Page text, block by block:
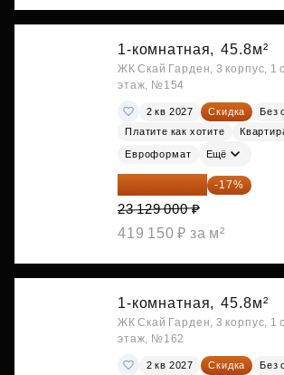
1-комнатная, 45.8м²
ЖК Скай Гарден, 3 корпус, 1
этаж, №154
2 кв 2027 Скидка
Без
Платите как хотите
Евроформат Ещё
19 197 070 ₽ -17%
23 129 000 ₽
419 150 ₽ за м²
1-комнатная, 45.8м²
ЖК Скай Гарден, 3 корпус, 1
этаж, №162
2 кв 2027 Скидка
Без